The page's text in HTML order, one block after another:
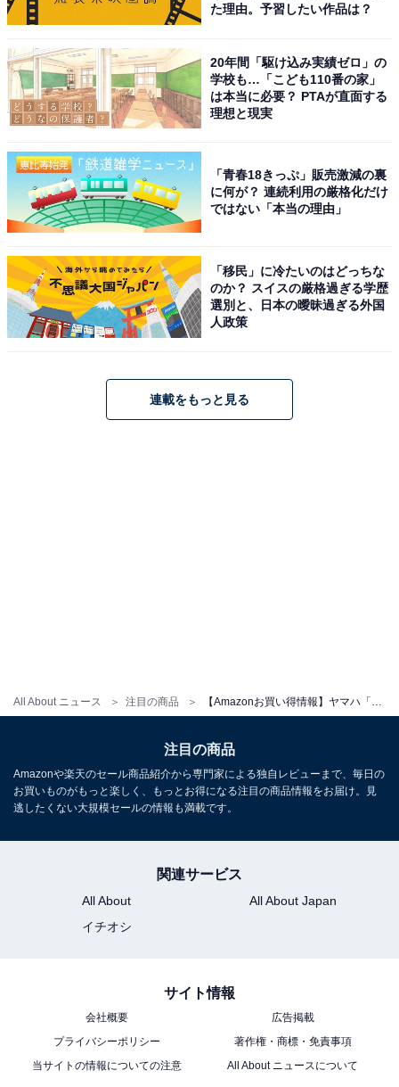
All About ニュース 注目の商品
【今日チェックしたい】ヤマハの人気商品5選
ヤマハ「P-143BT」
ヤマハ YAMAHA 電子ピアノ P-143BT Pシリーズ
Bluetooth対応 88鍵盤 本格的タッチ感 コンパクト 持ち運
び アプリ ブラック
ヤマハ「P-45B」
ヤマハ YAMAHA 電子ピアノ Pシリーズ 88鍵盤 ブラック
ノ アリウス 88鍵盤 ヤマハ
ヤマハ「WS-B1A(HC)」
ヤマハ(YAMAHA) ポータブルスピーカー WS-B1A(HC) :
Bluetooth/コンパクト/IP67レベル防塵・防水性能/水回
た理由。予習したい作品は？
20年間「駆け込み実績ゼロ」の
学校も…「こども110番の家」
は本当に必要？ PTAが直面する
理想と現実
「青春18きっぷ」販売激減の裏
に何が？ 連続利用の厳格化だけ
ではない「本当の理由」
「移民」に冷たいのはどっちな
のか？ スイスの厳格過ぎる学歴
選別と、日本の曖昧過ぎる外国
人政策
連載をもっと見る
注目の商品
Amazonや楽天のセール商品紹介から専門家による独自レビューまで、毎日の
お買いものがもっと楽しく、もっとお得になる注目の商品情報をお届け。見
逃したくない大規模セールの情報も満載です。
関連サービス
All About
All About Japan
イチオシ
サイト情報
会社概要
広告掲載
プライバシーポリシー
著作権・商標・免責事項
当サイトの情報についての注意
All About ニュースについて